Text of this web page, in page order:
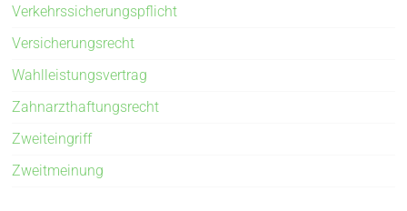
Verkehrssicherungspflicht
Versicherungsrecht
Wahlleistungsvertrag
Zahnarzthaftungsrecht
Zweiteingriff
Zweitmeinung